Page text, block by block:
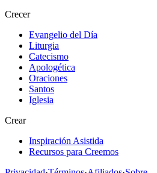
Crecer
Evangelio del Día
Liturgia
Catecismo
Apologética
Oraciones
Santos
Iglesia
Crear
Inspiración Asistida
Recursos para Creemos